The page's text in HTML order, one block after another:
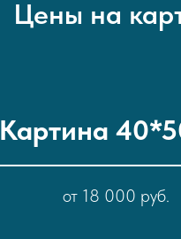
Цены на
Картина
от 18 000 руб.